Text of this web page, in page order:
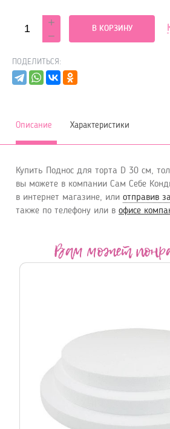
В КОРЗИНУ
ПОДЕЛИТЬСЯ:
Описание Характеристики
Купить Поднос для торта D 30 см,
вы можете в компании Сам Себе
в интернет магазине, или отправив
также по телефону или в офисе
Вам может